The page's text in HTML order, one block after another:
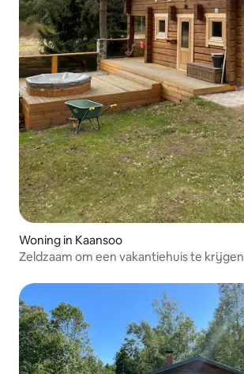
Woning in Kaansoo
Zeldzaam om een vakantiehuis te krijgen